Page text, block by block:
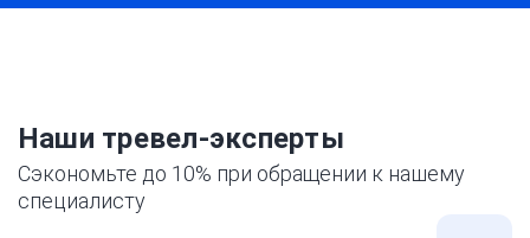
Наши тревел-эксперты
Сэкономьте до 10% при обращении к нашему
специалисту